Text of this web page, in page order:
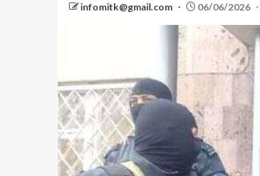
infomitk@gmail.com 06/06/2026